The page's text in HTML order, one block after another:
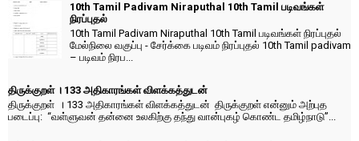
10th Tamil Padivam Niraputhal 10th Tamil படிவங்கள்
நிரப்புதல்
10th Tamil Padivam Niraputhal 10th Tamil படிவங்கள் நிரப்புதல்
மேல்நிலை வகுப்பு - சேர்க்கை படிவம் நிரப்புதல் 10th Tamil padivam
– படிவம் நிரப...
திருக்குறள் । 133 அதிகாரங்கள் விளக்கத்துடன்
திருக்குறள் । 133 அதிகாரங்கள் விளக்கத்துடன் திருக்குறள் என்னும் அற்புத
படைப்பு: “வள்ளுவன் தன்னை உலகிற்கு தந்து வான்புகழ் கொண்ட தமிழ்நாடு”...